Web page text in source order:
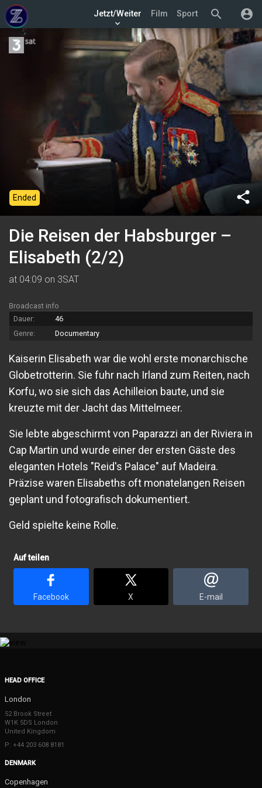
search account_circle
Jetzt/Weiter
keyboard_arrow_down
Film Sport
share
Ended
Die Reisen der Habsburger –
Elisabeth (2/2)
at 04:09 on 3SAT
Broadcast info
Dauer:
46
Genre:
Documentary
Kaiserin Elisabeth war die wohl erste monarchische
Globetrotterin. Sie fuhr nach Irland zum Reiten, nach
Korfu, wo sie sich das Achilleion baute, und sie
kreuzte mit der Jacht das Mittelmeer.
Sie lebte abgeschirmt von Paparazzi an der Riviera in
Cap Martin und wurde einer der ersten Gäste des
eleganten Hotels "Reid's Palace" auf Madeira.
Präzise waren Elisabeths oft monatelangen Reisen
geplant und fotografisch dokumentiert.
Geld spielte keine Rolle.
Auf teilen
Facebook X E-mail
HEAD OFFICE
London
52 Brook Street
W1K 5DS London
United Kingdom
P: +44 203 608 8181
DENMARK
Copenhagen